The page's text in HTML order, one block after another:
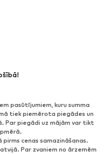
pasūtījumiem, kuru summa
tiek piemērota piegādes un
Par piegādi uz mājām var tikt
cenas samazināšanas.
Par zvaniem no ārzemēm